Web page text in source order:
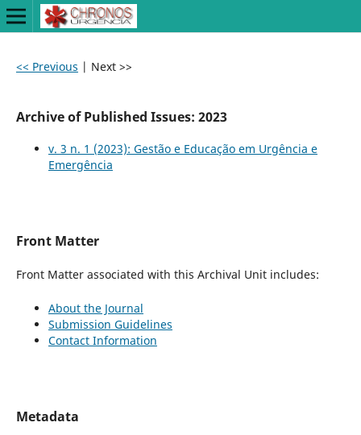
<< Previous | Next >>
Archive of Published Issues: 2023
v. 3 n. 1 (2023): Gestão e Educação em Urgência e
Emergência
Front Matter
Front Matter associated with this Archival Unit includes:
About the Journal
Submission Guidelines
Contact Information
Metadata